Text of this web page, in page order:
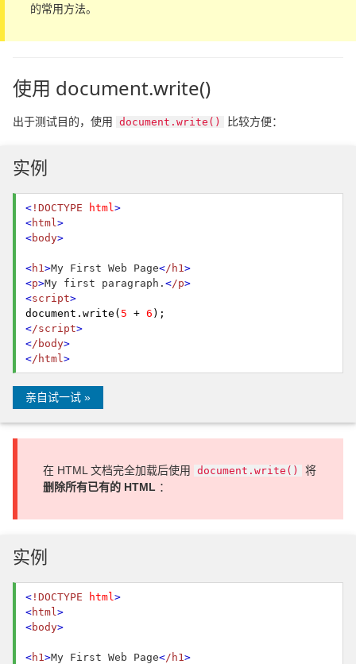
的常用方法。
使用 document.write()
出于测试目的，使用 document.write() 比较方便：
实例
< !DOCTYPE html>
<html>
<body>
<h1>My First Web Page</h1>
<p>My first paragraph. </p>
<script>
document. write ( 5 + 6 );
</script>
</body>
</html>
亲自试一试 »
在 HTML 文档完全加载后使用 document.write()
将
删除所有已有的 HTML ：
实例
< !DOCTYPE html >
<html >
<body>
<h1 >My First Web Page</h1 >